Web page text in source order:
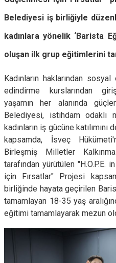
Belediyesi iş birliğiyle
kadınlara yönelik ‘Barista
oluşan ilk grup eğitimlerini
Kadınların haklarından
edindirme kurslarından
yaşamın her alanında
Belediyesi, istihdam odaklı
kadınların iş gücüne
kapsamda, İsveç
Birleşmiş Milletler
tarafından yürütülen "H.O.P.E.
için Fırsatlar" Projesi
birliğinde hayata geçirilen
tamamlayan 18-35 yaş
eğitimi tamamlayarak mezun